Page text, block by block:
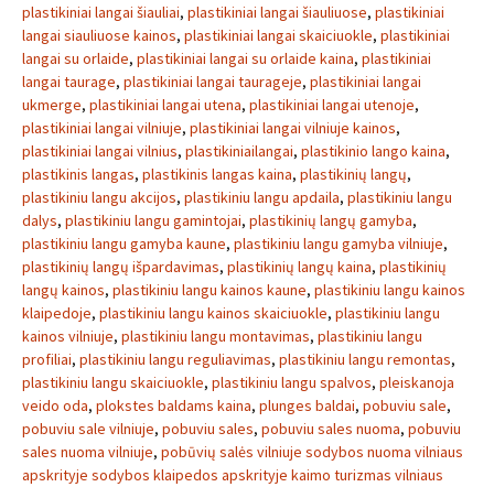
plastikiniai langai šiauliai, plastikiniai langai šiauliuose, plastikiniai
langai siauliuose kainos, plastikiniai langai skaiciuokle, plastikiniai
langai su orlaide, plastikiniai langai su orlaide kaina, plastikiniai
langai taurage, plastikiniai langai taurageje, plastikiniai langai
ukmerge, plastikiniai langai utena, plastikiniai langai utenoje,
plastikiniai langai vilniuje, plastikiniai langai vilniuje kainos,
plastikiniai langai vilnius, plastikiniailangai, plastikinio lango kaina,
plastikinis langas, plastikinis langas kaina, plastikinių langų,
plastikiniu langu akcijos, plastikiniu langu apdaila, plastikiniu langu
dalys, plastikiniu langu gamintojai, plastikinių langų gamyba,
plastikiniu langu gamyba kaune, plastikiniu langu gamyba vilniuje,
plastikinių langų išpardavimas, plastikinių langų kaina, plastikinių
langų kainos, plastikiniu langu kainos kaune, plastikiniu langu kainos
klaipedoje, plastikiniu langu kainos skaiciuokle, plastikiniu langu
kainos vilniuje, plastikiniu langu montavimas, plastikiniu langu
profiliai, plastikiniu langu reguliavimas, plastikiniu langu remontas,
plastikiniu langu skaiciuokle, plastikiniu langu spalvos, pleiskanoja
veido oda, plokstes baldams kaina, plunges baldai, pobuviu sale,
pobuviu sale vilniuje, pobuviu sales, pobuviu sales nuoma, pobuviu
sales nuoma vilniuje, pobūvių salės vilniuje sodybos nuoma vilniaus
apskrityje sodybos klaipedos apskrityje kaimo turizmas vilniaus